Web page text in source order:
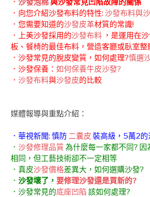
． 沙發泡棉與沙發常見凹陷故障的關係
．向您介紹沙發布料的特性: 沙發布料與
．您需要知道的沙發皮革材質的常識!
．上美沙發採用的沙發布料 ，是運用在
板、餐椅的最佳布料，營造客廳或臥室整
．沙發常見的脫皮變質，如何處理?慎選
．沙發保養： 如何保養牛皮沙發?
． 沙發布料與沙發皮的比較
媒體報導與重點介紹：
．華視新聞: 慎防二囊皮 裝高級，5萬2的
． 沙發修理品質為什麼每一家都不同?
相同，但工藝技術卻不一定相等
．真皮沙發價格差異大，如何選購沙發?
． 沙發壞了， 要修理沙發還是買新的?
．沙發常見的底座凹陷 該如何處理?